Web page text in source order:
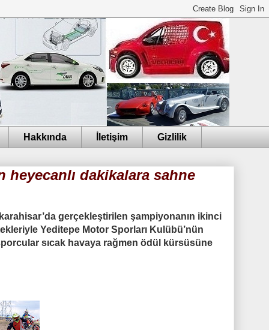
Hakkında İletişim Gizlilik
heyecanlı dakikalara sahne
gerçekleştirilen şampiyonanın ikinci
Yeditepe Motor Sporları Kulübü’nün
sıcak havaya rağmen ödül kürsüsüne